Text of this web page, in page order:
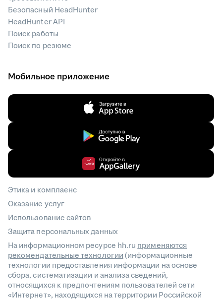
Безопасный HeadHunter
HeadHunter API
Поиск работы
Поиск по резюме
Мобильное приложение
Этика и комплаенс
Оказание услуг
Использование сайтов
Защита персональных данных
На информационном ресурсе hh.ru применяются
рекомендательные технологии(информационные
технологии предоставления информации на основе
сбора, систематизации и анализа сведений,
относящихся к предпочтениям пользователей сети
«Интернет», находящихся на территории Российской